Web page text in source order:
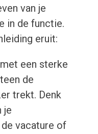
van je
in de functie.
eruit:
een sterke
de
trekt. Denk
je
vacature of